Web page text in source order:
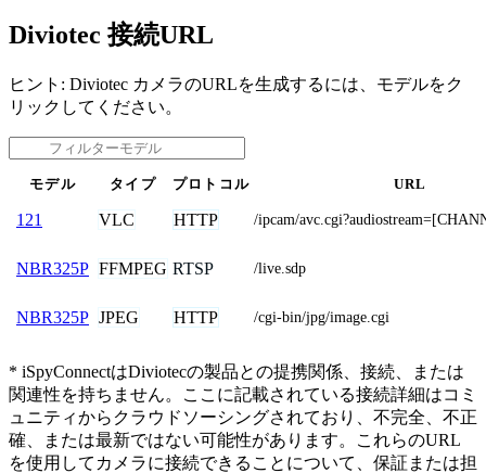
Diviotec 接続URL
ヒント: Diviotec カメラのURLを生成するには、モデルをク
リックしてください。
モデル タイプ プロトコル URL
121 VLC HTTP /ipcam/
NBR325P FFMPEG RTSP /live.sdp
NBR325P JPEG HTTP /cgi-bin/jpg/image.cgi
* iSpyConnectはDiviotecの製品との提携関係、接続、または
関連性を持ちません。ここに記載されている接続詳細はコミ
ュニティからクラウドソーシングされており、不完全、不正
確、または最新ではない可能性があります。これらのURL
を使用してカメラに接続できることについて、保証または担